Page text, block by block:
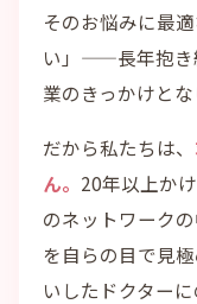
そのお悩みに最
い」——長年抱き
業のきっかけとな
だから私たちは、
ん。 20年以上か
のネットワーク
を自らの目で見
いしたドクター